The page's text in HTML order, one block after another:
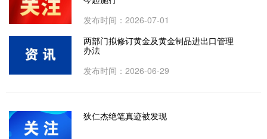
发布时间：2026-07-01
两部门拟修订黄金及黄金制品进出口管理
办法
发布时间：2026-06-29
狄仁杰绝笔真迹被发现